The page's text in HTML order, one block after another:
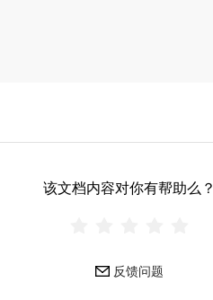
该文档内容对你有帮助么？
反馈问题